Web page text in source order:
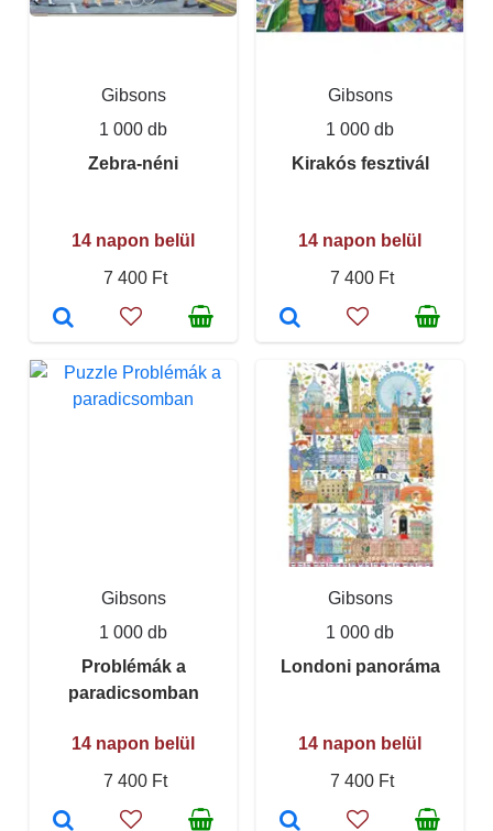
Gibsons
1 000 db
Zebra-néni
14 napon belül
7 400 Ft
Gibsons
1 000 db
Kirakós fesztivál
14 napon belül
7 400 Ft
Gibsons
1 000 db
Problémák a
paradicsomban
14 napon belül
7 400 Ft
Gibsons
1 000 db
Londoni panoráma
14 napon belül
7 400 Ft